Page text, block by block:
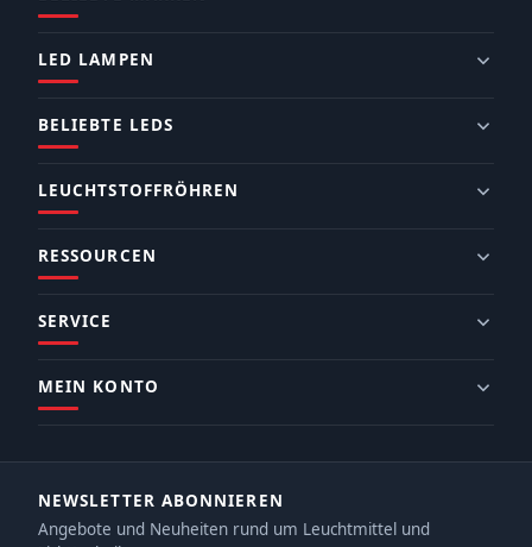
LED LAMPEN
BELIEBTE LEDS
LEUCHTSTOFFRÖHREN
RESSOURCEN
SERVICE
MEIN KONTO
NEWSLETTER ABONNIEREN
Angebote und Neuheiten rund um Leuchtmittel und